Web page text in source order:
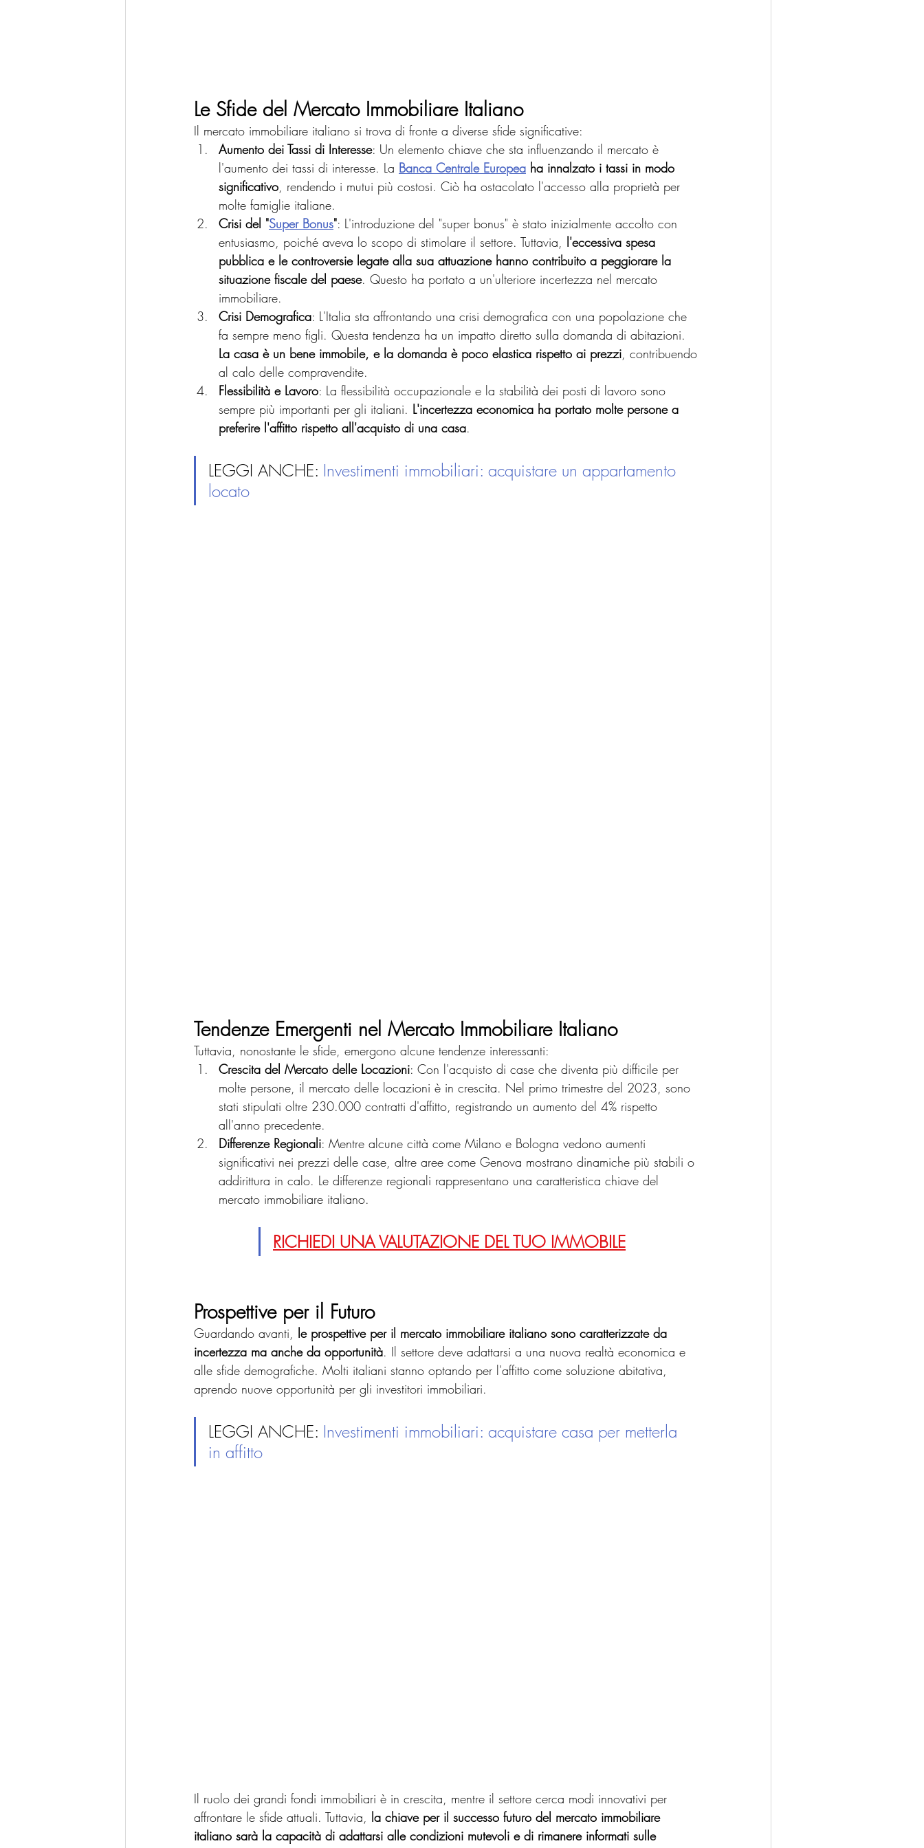
Le Sfide del Mercato Immobiliare Italiano
Il mercato immobiliare italiano si trova di fronte a diverse sfide significative:
Aumento dei Tassi di Interesse: Un elemento chiave che sta influenzando il mercato è
l'aumento dei tassi di interesse. La Banca Centrale Europea ha innalzato i tassi in modo
significativo, rendendo i mutui più costosi. Ciò ha ostacolato l'accesso alla proprietà per
molte famiglie italiane.
Crisi del "Super Bonus": L'introduzione del "super bonus" è stato inizialmente accolto con
entusiasmo, poiché aveva lo scopo di stimolare il settore. Tuttavia, l'eccessiva spesa
pubblica e le controversie legate alla sua attuazione hanno contribuito a peggiorare la
situazione fiscale del paese. Questo ha portato a un'ulteriore incertezza nel mercato
immobiliare.
Crisi Demografica: L'Italia sta affrontando una crisi demografica con una popolazione che
fa sempre meno figli. Questa tendenza ha un impatto diretto sulla domanda di abitazioni.
La casa è un bene immobile, e la domanda è poco elastica rispetto ai prezzi, contribuendo
al calo delle compravendite.
Flessibilità e Lavoro: La flessibilità occupazionale e la stabilità dei posti di lavoro sono
sempre più importanti per gli italiani. L'incertezza economica ha portato molte persone a
preferire l'affitto rispetto all'acquisto di una casa.
LEGGI ANCHE: Investimenti immobiliari: acquistare un appartamento
locato
Tendenze Emergenti nel Mercato Immobiliare Italiano
Tuttavia, nonostante le sfide, emergono alcune tendenze interessanti:
Crescita del Mercato delle Locazioni: Con l'acquisto di case che diventa più difficile per
molte persone, il mercato delle locazioni è in crescita. Nel primo trimestre del 2023, sono
stati stipulati oltre 230.000 contratti d'affitto, registrando un aumento del 4% rispetto
all'anno precedente.
Differenze Regionali: Mentre alcune città come Milano e Bologna vedono aumenti
significativi nei prezzi delle case, altre aree come Genova mostrano dinamiche più stabili o
addirittura in calo. Le differenze regionali rappresentano una caratteristica chiave del
mercato immobiliare italiano.
RICHIEDI UNA VALUTAZIONE DEL TUO IMMOBILE
Prospettive per il Futuro
Guardando avanti, le prospettive per il mercato immobiliare italiano sono caratterizzate da
incertezza ma anche da opportunità. Il settore deve adattarsi a una nuova realtà economica e
alle sfide demografiche. Molti italiani stanno optando per l'affitto come soluzione abitativa,
aprendo nuove opportunità per gli investitori immobiliari.
LEGGI ANCHE: Investimenti immobiliari: acquistare casa per metterla
in affitto
Il ruolo dei grandi fondi immobiliari è in crescita, mentre il settore cerca modi innovativi per
affrontare le sfide attuali. Tuttavia, la chiave per il successo futuro del mercato immobiliare
italiano sarà la capacità di adattarsi alle condizioni mutevoli e di rimanere informati sulle